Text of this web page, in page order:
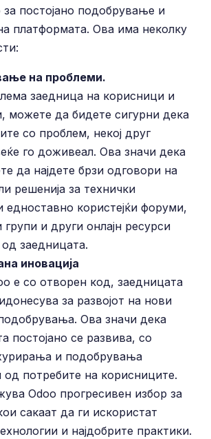
за постојано подобрување и
платформата. Ова има неколку
на проблеми.
заедница на корисници и
можете да бидете сигурни дека
со проблем, некој друг
го доживеал. Ова значи дека
да најдете брзи одговори на
решенија за технички
едноставно користејќи форуми,
и други онлајн ресурси
заедницата.
иновација
е со отворен код, заедницата
за развојот на нови
Ова значи дека
постојано се развива, со
и подобрувања
од потребите на корисниците.
Odoo прогресивен избор за
сакаат да ги искористат
и најдобрите практики.